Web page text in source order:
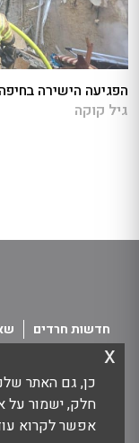
כן, גם האתר
חלק, ישמור על
אפשר לקרוא
x
הפגיעה הישירה
גיל קוקה
חדשות חרדים
כל